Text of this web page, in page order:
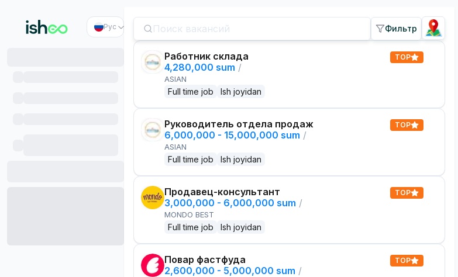
Рус Фильтр
Работник склада
4,280,000 sum /
ASIAN
Full time job Ish joyidan
TOP
Руководитель отдела продаж
6,000,000 - 15,000,000 sum /
ASIAN
Full time job Ish joyidan
TOP
Продавец-консультант
3,000,000 - 6,000,000 sum /
MONDO BEST
Full time job Ish joyidan
TOP
Повар фастфуда
2,600,000 - 5,000,000 sum /
TOP